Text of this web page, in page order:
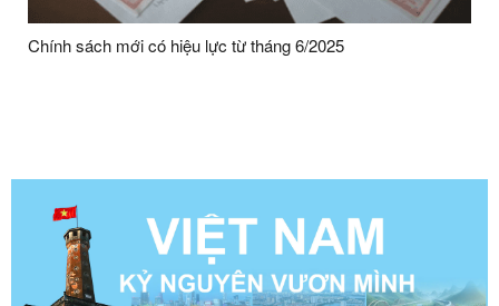
Chính sách mới có hiệu lực từ tháng 6/2025